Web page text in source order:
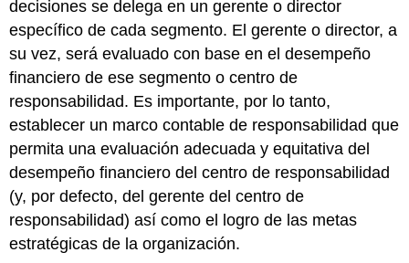
decisiones se delega en un gerente o director
específico de cada segmento. El gerente o director, a
su vez, será evaluado con base en el desempeño
financiero de ese segmento o centro de
responsabilidad. Es importante, por lo tanto,
establecer un marco contable de responsabilidad que
permita una evaluación adecuada y equitativa del
desempeño financiero del centro de responsabilidad
(y, por defecto, del gerente del centro de
responsabilidad) así como el logro de las metas
estratégicas de la organización.